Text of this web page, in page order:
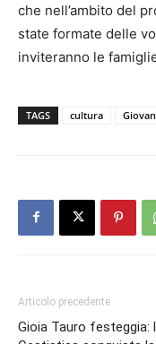
che nell’ambito del
state formate delle
inviteranno le
TAGS cultura
Articolo precedente
Gioia Tauro festeggia: